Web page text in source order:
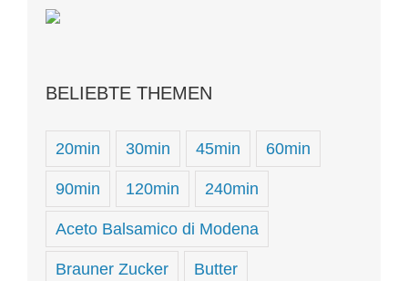
BELIEBTE THEMEN
20min 30min 45min 60min
90min 120min 240min
Aceto Balsamico di Modena
Brauner Zucker Butter